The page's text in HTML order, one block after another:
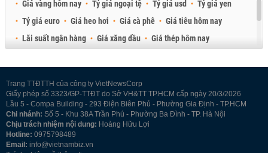
Giá vàng hôm nay Tỷ giá ngoại tệ Tỷ giá usd
Tỷ giá yen
Tỷ giá euro
Giá heo hơi Giá cà phê
Giá tiêu hôm nay
Lãi suất ngân hàng
Giá xăng dầu
Giá thép hôm nay
Trang TTĐTTH của công ty VietNewsCorp
Giấy phép số 3323/GP-TTĐT do Sở VH&TT TP.HCM cấp ngày 20/3/2026
Lầu 5 - Compa Building - 293 Điện Biên Phủ - Phường Gia Định - TP.HCM
Chi nhánh: Số 5 - Khu 38A Trần Phú - Phường Ba Đình - TP. Hà Nội
Chịu trách nhiệm nội dung: Hoàng Hữu Lợi
Hotline: 0975798489
Email: info@vietnambiz.vn